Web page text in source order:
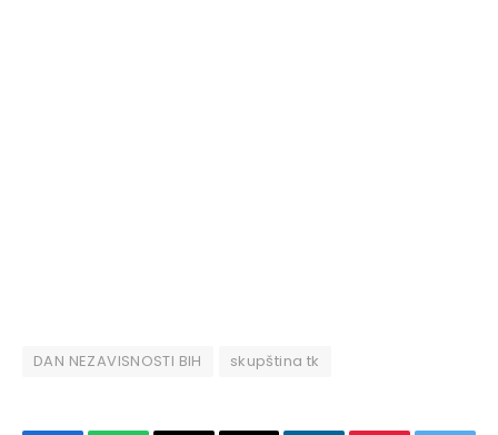
DAN NEZAVISNOSTI BIH skupština tk